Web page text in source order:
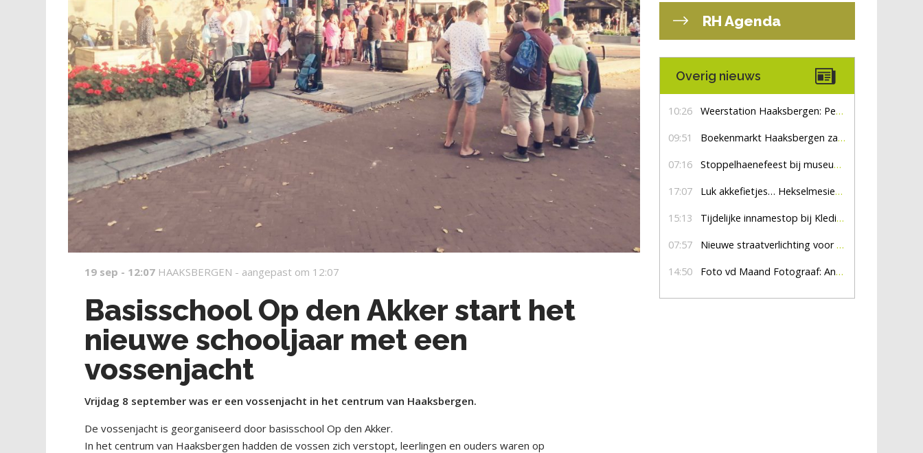
19 sep - 12:07 HAAKSBERGEN - aangepast om 12:07
Basisschool Op den Akker start het
nieuwe schooljaar met een
vossenjacht
Vrijdag 8 september was er een vossenjacht in het centrum van Haaksbergen.
De vossenjacht is georganiseerd door basisschool Op den Akker.
In het centrum van Haaksbergen hadden de vossen zich verstopt, leerlingen en ouders waren op
RH Agenda
Overig nieuws
10:26 Weerstation Haaksbergen: Perioden met zon en droog
09:51 Boekenmarkt Haaksbergen zaterdag 8 augustus, marktplein Haaksbergen
07:16 Stoppelhaenefeest bij museum De Lebbenbrugge
17:07 Luk akkefietjes… HekselmesienHarry
15:13 Tijdelijke innamestop bij Kledingbank Stefania
07:57 Nieuwe straatverlichting voor De Veldmaat en De Pas
14:50 Foto vd Maand Fotograaf: Anna Jalving